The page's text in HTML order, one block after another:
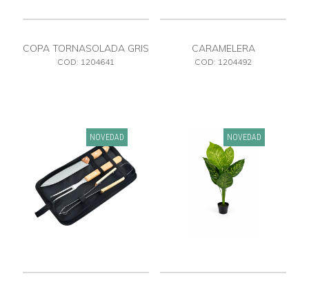
COPA TORNASOLADA GRIS
COD: 1204641
CARAMELERA
COD: 1204492
NOVEDAD NOVEDAD